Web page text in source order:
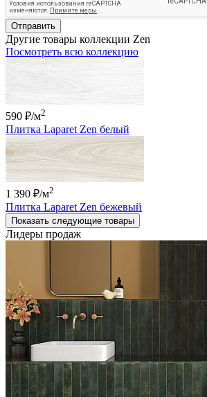
Отправить
Другие товары коллекции Zen
Посмотреть всю коллекцию
590 ₽/м2
Плитка Laparet Zen белый
1 390 ₽/м2
Плитка Laparet Zen бежевый
Показать следующие товары
Лидеры продаж